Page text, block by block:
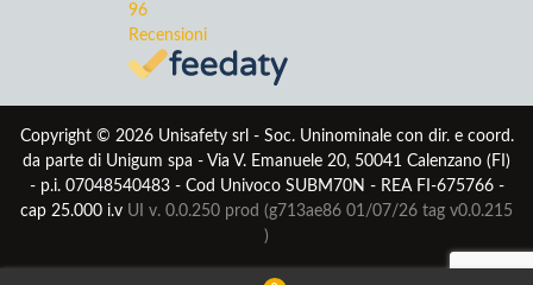
96
Recensioni
Copyright © 2026 Unisafety srl - Soc. Uninominale con dir. e coord.
da parte di Unigum spa - Via V. Emanuele 20, 50041 Calenzano (FI)
- p.i. 07048540483 - Cod Univoco SUBM70N - REA FI-675766 -
cap 25.000 i.v UI v. 0.0.250 prod (g713ae86 01/07/26 tag v0.0.215
)